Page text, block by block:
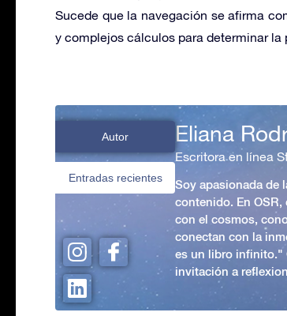
Sucede que la navegación se afirma
y complejos cálculos para determinar la
Autor
Entradas recientes
Eliana
Escritora en línea
Soy apasionada de
contenido. En
con el cosmos,
conectan con la
es un libro infinito."
invitación a